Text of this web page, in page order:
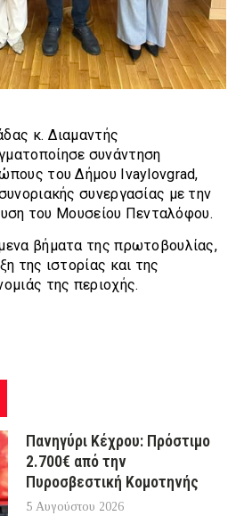
κ. Διαμαντής
συνάντηση
του Δήμου Ivaylovgrad,
συνεργασίας με την
του Μουσείου Πενταλόφου.
βήματα της πρωτοβουλίας,
της ιστορίας και της
της περιοχής.
Πανηγύρι Κέχρου: Πρόστιμο
2.700€ από την
Πυροσβεστική Κομοτηνής
5 Αυγούστου 2026